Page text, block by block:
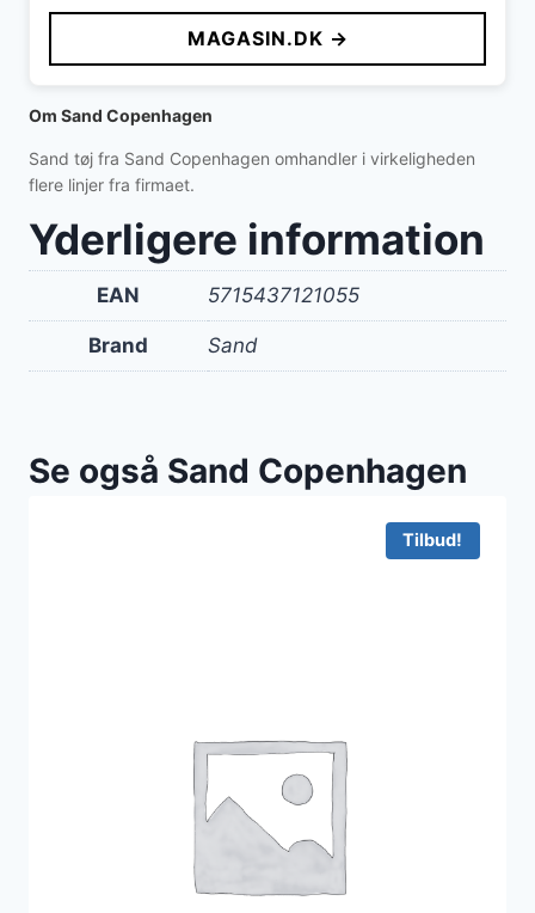
pris
var:
1.999 kr..
pris
er:
1.000 kr..
MAGASIN.DK →
Om Sand Copenhagen
Sand tøj fra Sand Copenhagen omhandler i virkeligheden
flere linjer fra firmaet.
Yderligere information
EAN 5715437121055
Brand Sand
Se også Sand Copenhagen
Tilbud!